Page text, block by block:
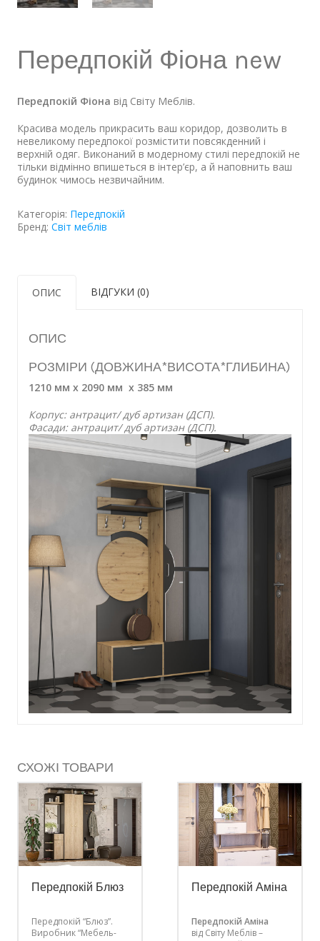
Передпокій Фіона new
Передпокій Фіона від Світу Меблів.
Красива модель прикрасить ваш коридор, дозволить в
невеликому передпокої розмістити повсякденний і
верхній одяг. Виконаний в модерному стилі передпокій не
тільки відмінно впишеться в інтер’єр, а й наповнить ваш
будинок чимось незвичайним.
Категорія: Передпокій
Бренд: Світ меблів
ОПИС ВІДГУКИ (0)
ОПИС
РОЗМІРИ (ДОВЖИНА*ВИСОТА*ГЛИБИНА)
1210 мм х 2090 мм х 385 мм
Корпус: антрацит/ дуб артизан (ДСП).
Фасади: ​антрацит/ дуб артизан (ДСП).
СХОЖІ ТОВАРИ
Передпокій Блюз
Передпокій “Блюз”.
Виробник “Мебель-
Передпокій Аміна
Передпокій Аміна
від Світу Меблів –